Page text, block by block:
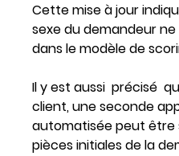
Cette mise à jour
sexe du demandeur
dans le modèle de
Il y est aussi précisé
client, une seconde
automatisée peut être
pièces initiales de la